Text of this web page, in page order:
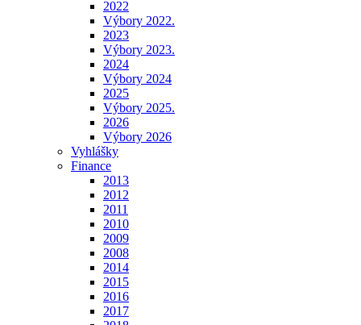
2022
Výbory 2022.
2023
Výbory 2023.
2024
Výbory 2024
2025
Výbory 2025.
2026
Výbory 2026
Vyhlášky
Finance
2013
2012
2011
2010
2009
2008
2014
2015
2016
2017